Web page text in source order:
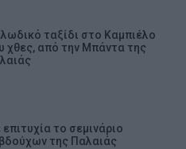
ταξίδι στο Καμπιέλο
χθες, από την Μπάντα της
επιτυχία το σεμινάριο
της Παλαιάς